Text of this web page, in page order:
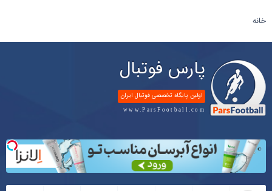
خانه
پارس فوتبال
اولین پایگاه تخصصی فوتبال ایران
www.ParsFootball.com